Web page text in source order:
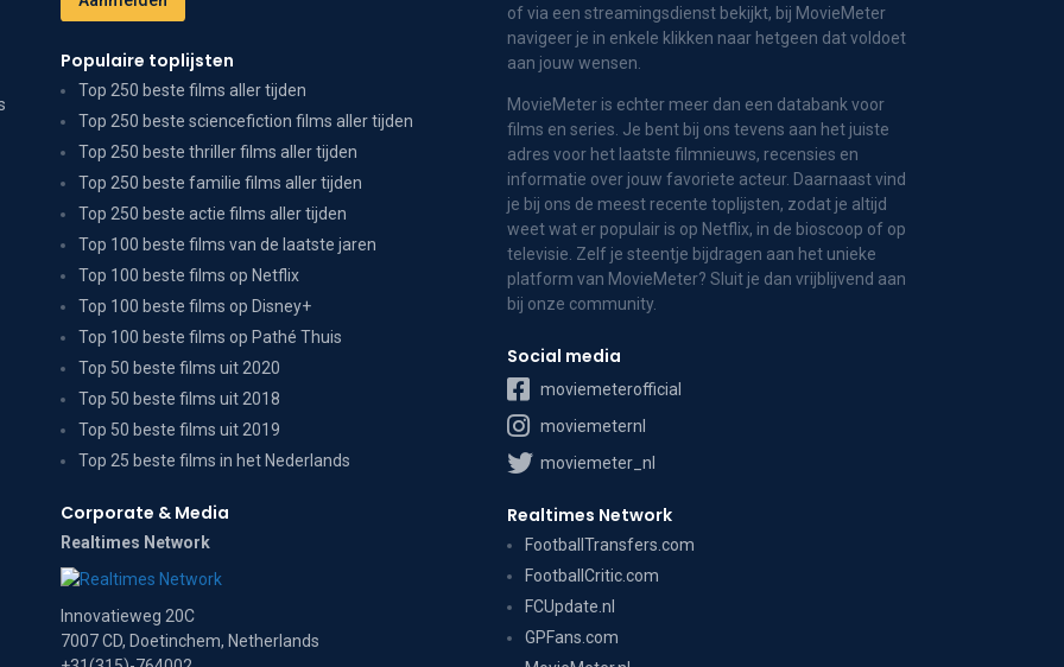
Populaire toplijsten
Top 250 beste films aller tijden
Top 250 beste sciencefiction films aller tijden
Top 250 beste thriller films aller tijden
Top 250 beste familie films aller tijden
Top 250 beste actie films aller tijden
Top 100 beste films van de laatste jaren
Top 100 beste films op Netflix
Top 100 beste films op Disney+
Top 100 beste films op Pathé Thuis
Top 50 beste films uit 2020
Top 50 beste films uit 2018
Top 50 beste films uit 2019
Top 25 beste films in het Nederlands
Corporate & Media
Realtimes Network
Innovatieweg 20C
7007 CD, Doetinchem, Netherlands
of via een streamingsdienst bekijkt, bij MovieMeter
navigeer je in enkele klikken naar hetgeen dat voldoet
aan jouw wensen.
MovieMeter is echter meer dan een databank voor
films en series. Je bent bij ons tevens aan het juiste
adres voor het laatste filmnieuws, recensies en
informatie over jouw favoriete acteur. Daarnaast vind
je bij ons de meest recente toplijsten, zodat je altijd
weet wat er populair is op Netflix, in de bioscoop of op
televisie. Zelf je steentje bijdragen aan het unieke
platform van MovieMeter? Sluit je dan vrijblijvend aan
bij onze community.
Social media
moviemeterofficial
moviemeternl
moviemeter_nl
Realtimes Network
FootballTransfers.com
FootballCritic.com
FCUpdate.nl
GPFans.com